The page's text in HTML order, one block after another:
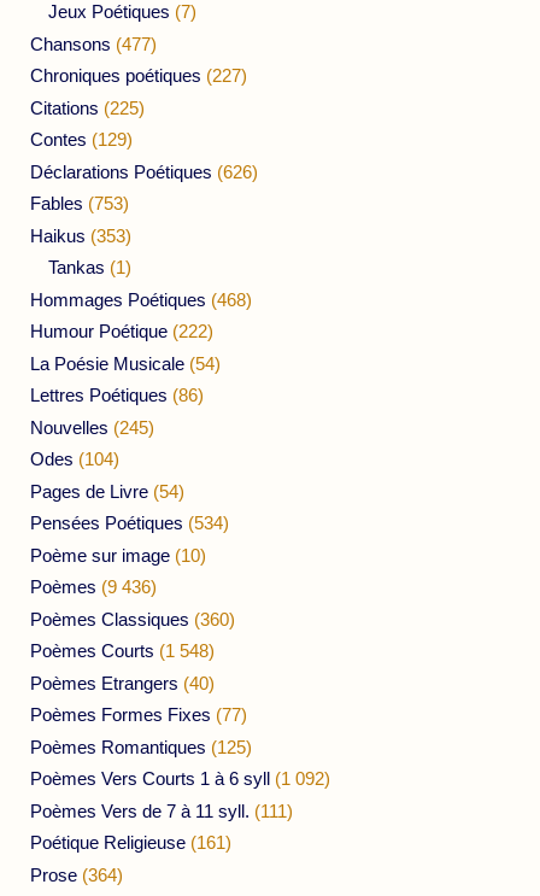
Jeux Poétiques (7)
Chansons (477)
Chroniques poétiques (227)
Citations (225)
Contes (129)
Déclarations Poétiques (626)
Fables (753)
Haikus (353)
Tankas (1)
Hommages Poétiques (468)
Humour Poétique (222)
La Poésie Musicale (54)
Lettres Poétiques (86)
Nouvelles (245)
Odes (104)
Pages de Livre (54)
Pensées Poétiques (534)
Poème sur image (10)
Poèmes (9 436)
Poèmes Classiques (360)
Poèmes Courts (1 548)
Poèmes Etrangers (40)
Poèmes Formes Fixes (77)
Poèmes Romantiques (125)
Poèmes Vers Courts 1 à 6 syll (1 092)
Poèmes Vers de 7 à 11 syll. (111)
Poétique Religieuse (161)
Prose (364)